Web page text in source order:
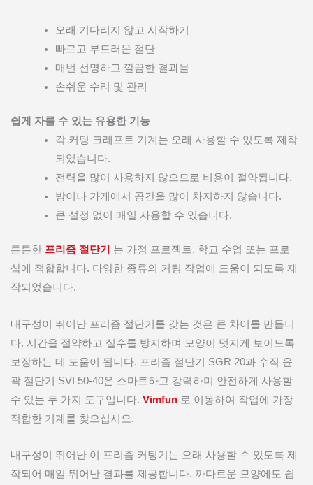
오래 기다리지 않고 시작하기
빠르고 부드러운 절단
매번 선명하고 깔끔한 결과물
손쉬운 수리 및 관리
쉽게 자를 수 있는 유용한 기능
각 커팅 크래프트 기계는 오래 사용할 수 있도록 제작
되었습니다.
전력을 많이 사용하지 않으므로 비용이 절약됩니다.
방이나 가게에서 공간을 많이 차지하지 않습니다.
큰 설정 없이 매일 사용할 수 있습니다.
튼튼한 프리즘 절단기
는 가정 프로젝트, 학교 수업 또는 프로
샵에 적합합니다. 다양한 종류의 커팅 작업에 도움이 되도록 제
작되었습니다.
내구성이 뛰어난 프리즘 절단기를 갖는 것은 큰 차이를 만듭니
다. 시간을 절약하고 실수를 방지하며 모양이 멋지게 보이도록
보장하는 데 도움이 됩니다. 프리즘 절단기 SGR 20과 수직 윤
곽 절단기 SVI 50-40은 스마트하고 강력하며 안전하게 사용할
수 있는 두 가지 도구입니다. Vimfun 로 이동하여 작업에 가장
적합한 기계를 찾으십시오.
내구성이 뛰어난 이 프리즘 커팅기는 오래 사용할 수 있도록 제
작되어 매일 뛰어난 결과를 제공합니다. 까다로운 모양에도 쉽